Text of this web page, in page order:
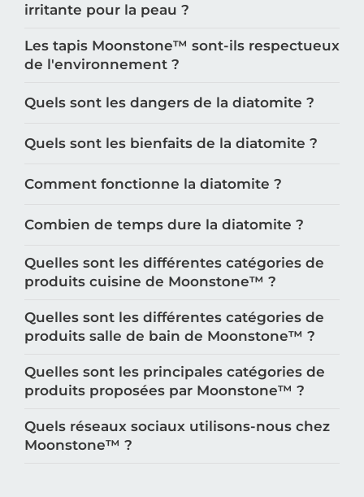
irritante pour la peau ?
Les tapis Moonstone™️ sont-ils respectueux
de l'environnement ?
Quels sont les dangers de la diatomite ?
Quels sont les bienfaits de la diatomite ?
Comment fonctionne la diatomite ?
Combien de temps dure la diatomite ?
Quelles sont les différentes catégories de
produits cuisine de Moonstone™️ ?
Quelles sont les différentes catégories de
produits salle de bain de Moonstone™️ ?
Quelles sont les principales catégories de
produits proposées par Moonstone™️ ?
Quels réseaux sociaux utilisons-nous chez
Moonstone™️ ?